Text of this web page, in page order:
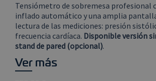
Tensiómetro de sobremesa profesional
inflado automático y una amplia
lectura de las mediciones: presión
frecuencia cardíaca. Disponible versión
stand de pared (opcional).
Ver más